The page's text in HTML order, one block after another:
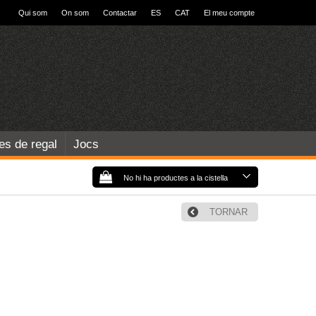
Qui som On som Contactar ES CAT El meu compte
de regal Jocs
No hi ha productes a la cistella
TORNAR